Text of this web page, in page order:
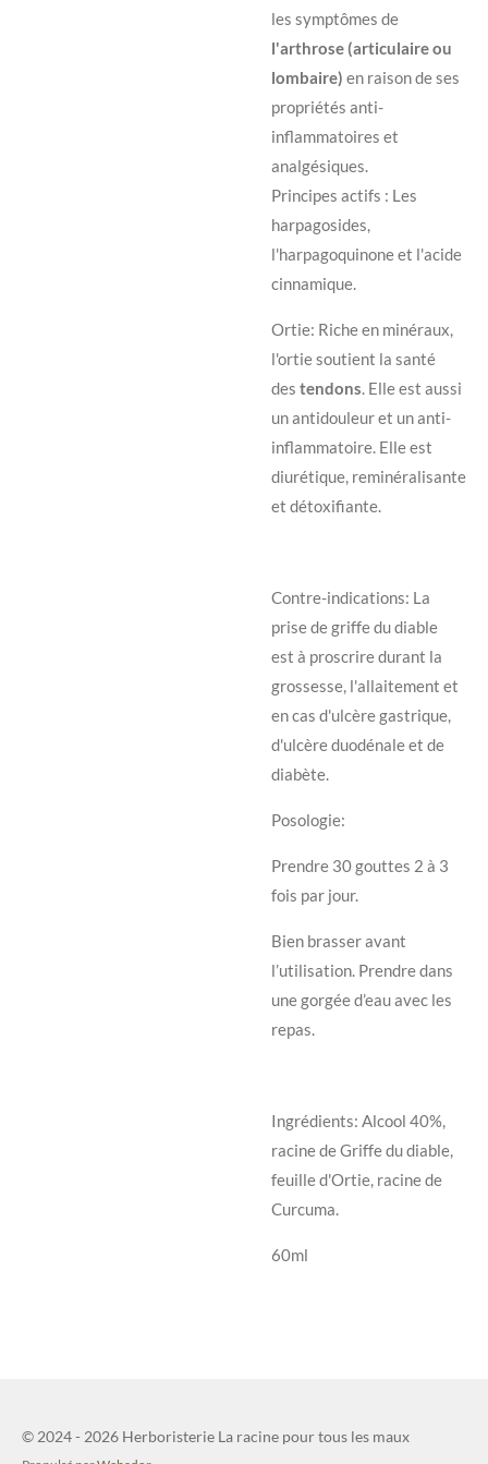
les symptômes de
l'arthrose (articulaire ou
lombaire) en raison de ses
propriétés anti-
inflammatoires et
analgésiques.
Principes actifs : Les
harpagosides,
l'harpagoquinone et l'acide
cinnamique.
Ortie: Riche en minéraux,
l'ortie soutient la santé
des tendons. Elle est aussi
un antidouleur et un anti-
inflammatoire. Elle est
diurétique, reminéralisante
et détoxifiante.
Contre-indications: La
prise de griffe du diable
est à proscrire durant la
grossesse, l'allaitement et
en cas d'ulcère gastrique,
d'ulcère duodénale et de
diabète.
Posologie:
Prendre 30 gouttes 2 à 3
fois par jour.
Bien brasser avant
l’utilisation. Prendre dans
une gorgée d’eau avec les
repas.
Ingrédients: Alcool 40%,
racine de Griffe du diable,
feuille d'Ortie, racine de
Curcuma.
60ml
© 2024 - 2026 Herboristerie La racine pour tous les maux